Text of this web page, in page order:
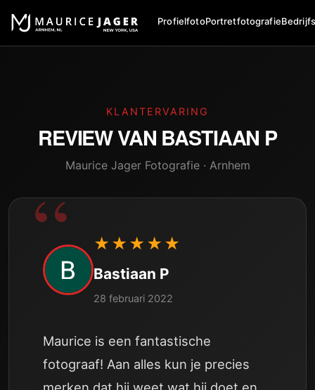
ProfielfotoPortretfotografie
KLANTERVARING
REVIEW VAN BASTIAAN P
Maurice Jager Fotografie · Arnhem
★★★★★
Bastiaan P
28 februari 2022
Maurice is een fantastische
fotograaf! Aan alles kun je precies